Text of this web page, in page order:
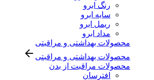
رنگ ابرو
سایه ابرو
ریمل ابرو
مداد ابرو
محصولات بهداشتی و مراقبتی
محصولات بهداشتی و مراقبتی
محصولات مراقبت از بدن
افترسان